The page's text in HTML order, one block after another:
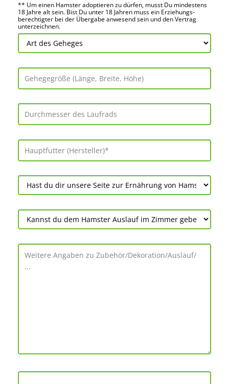
** Um einen Hamster adoptieren zu dürfen, musst Du mindes­tens
18 Jahre alt sein. Bist Du unter 18 Jahren muss ein Erziehungs­
berechtigter bei der Über­gabe anwes­end sein und den Vertrag
unter­zeichnen.